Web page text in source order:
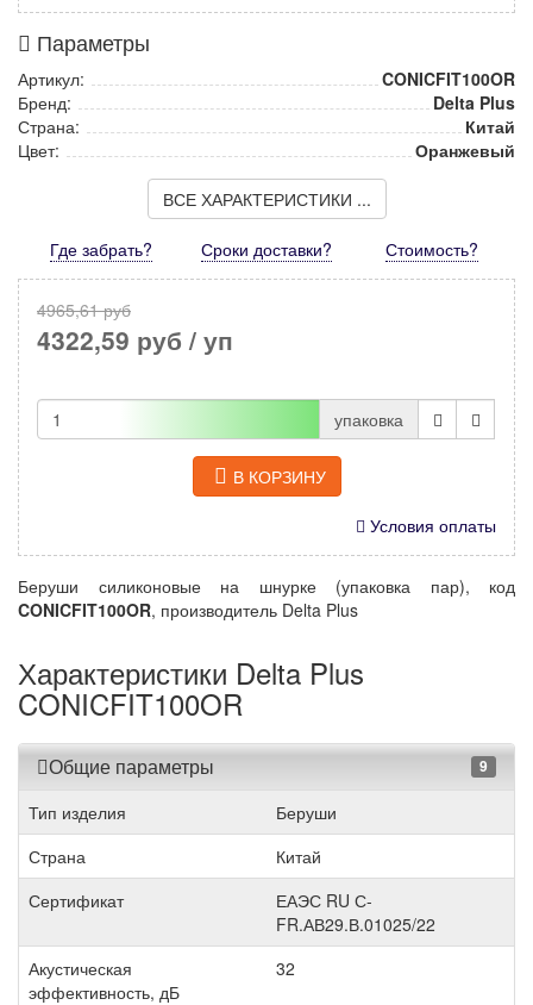
Параметры
Артикул:
CONICFIT100OR
Бренд:
Delta Plus
Страна:
Китай
Цвет:
Оранжевый
ВСЕ ХАРАКТЕРИСТИКИ ...
Где забрать? Сроки доставки? Стоимость?
4965,61 руб
4322,59 руб / уп
упаковка
В КОРЗИНУ
Условия оплаты
Беруши силиконовые на шнурке (упаковка пар), код
CONICFIT100OR, производитель Delta Plus
Характеристики Delta Plus
CONICFIT100OR
Общие параметры 9
Тип изделия
Беруши
Страна
Китай
Сертификат
ЕАЭС RU С-
FR.АВ29.В.01025/22
Акустическая
эффективность, дБ
32